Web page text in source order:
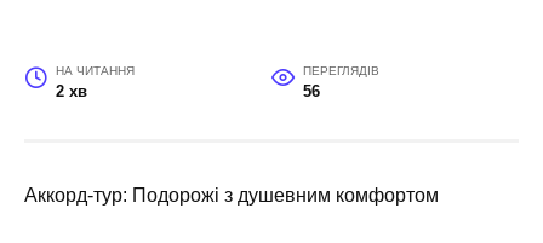
НА ЧИТАННЯ
2 хв
ПЕРЕГЛЯДІВ
56
Аккорд-тур: Подорожі з душевним комфортом